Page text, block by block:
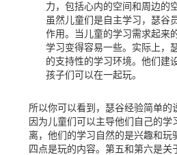
力，包括心内的空间和周边的空
虽然儿童们是自主学习，瑟谷
作用。当儿童的学习需求起来
学习变得容易一些。实际上，
的支持性的学习环境。他们建
孩子们可以在一起玩。
所以你可以看到，瑟谷经验简单的
因为儿童们可以主导他们自己的学
离，他们的学习自然的是兴趣和玩
四点是玩的内容。第五和第六是关